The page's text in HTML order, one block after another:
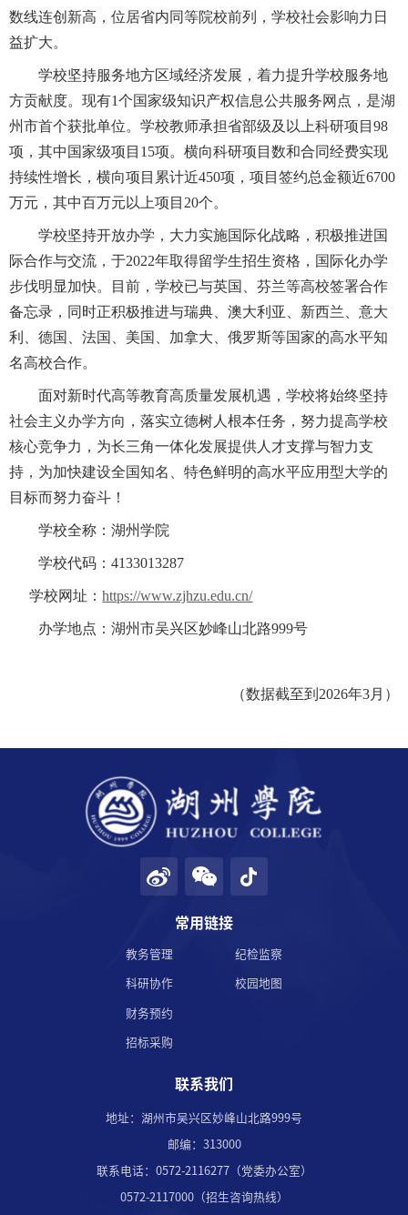
数线连创新高，位居省内同等院校前列，学校社会影响力日
益扩大。
学校坚持服务地方区域经济发展，着力提升学校服务地
方贡献度。现有1个国家级知识产权信息公共服务网点，是湖
州市首个获批单位。学校教师承担省部级及以上科研项目98
项，其中国家级项目15项。横向科研项目数和合同经费实现
持续性增长，横向项目累计近450项，项目签约总金额近6700
万元，其中百万元以上项目20个。
学校坚持开放办学，大力实施国际化战略，积极推进国
际合作与交流，于2022年取得留学生招生资格，国际化办学
步伐明显加快。目前，学校已与英国、芬兰等高校签署合作
备忘录，同时正积极推进与瑞典、澳大利亚、新西兰、意大
利、德国、法国、美国、加拿大、俄罗斯等国家的高水平知
名高校合作。
面对新时代高等教育高质量发展机遇，学校将始终坚持
社会主义办学方向，落实立德树人根本任务，努力提高学校
核心竞争力，为长三角一体化发展提供人才支撑与智力支
持，为加快建设全国知名、特色鲜明的高水平应用型大学的
目标而努力奋斗！
学校全称：湖州学院
学校代码：4133013287
学校网址：https://www.zjhzu.edu.cn/
办学地点：湖州市吴兴区妙峰山北路999号
（数据截至到2026年3月）
常用链接
教务管理
科研协作
财务预约
招标采购
纪检监察
校园地图
联系我们
地址：湖州市吴兴区妙峰山北路999号
邮编：313000
联系电话：0572-2116277（党委办公室）
0572-2117000（招生咨询热线）